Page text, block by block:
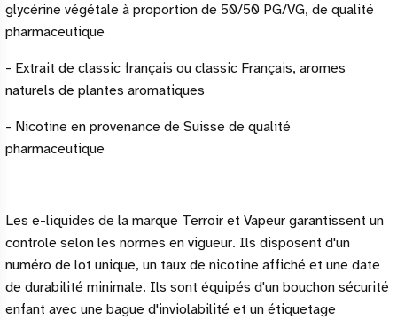
glycérine végétale à proportion de 50/50 PG/VG, de qualité
pharmaceutique
- Extrait de classic français ou classic Français, aromes
naturels de plantes aromatiques
- Nicotine en provenance de Suisse de qualité
pharmaceutique
Les e-liquides de la marque Terroir et Vapeur garantissent un
controle selon les normes en vigueur. Ils disposent d'un
numéro de lot unique, un taux de nicotine affiché et une date
de durabilité minimale. Ils sont équipés d'un bouchon sécurité
enfant avec une bague d'inviolabilité et un étiquetage